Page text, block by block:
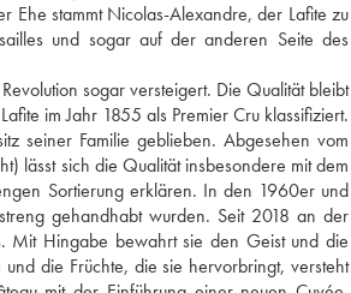
Ehe stammt Nicolas-Alexandre, der Lafite zu
und sogar auf der anderen Seite des
sogar versteigert. Die Qualität bleibt
im Jahr 1855 als Premier Cru klassifiziert.
seiner Familie geblieben. Abgesehen vom
lässt sich die Qualität insbesondere mit dem
Sortierung erklären. In den 1960er und
gehandhabt wurden. Seit 2018 an der
Mit Hingabe bewahrt sie den Geist und die
die Früchte, die sie hervorbringt, versteht